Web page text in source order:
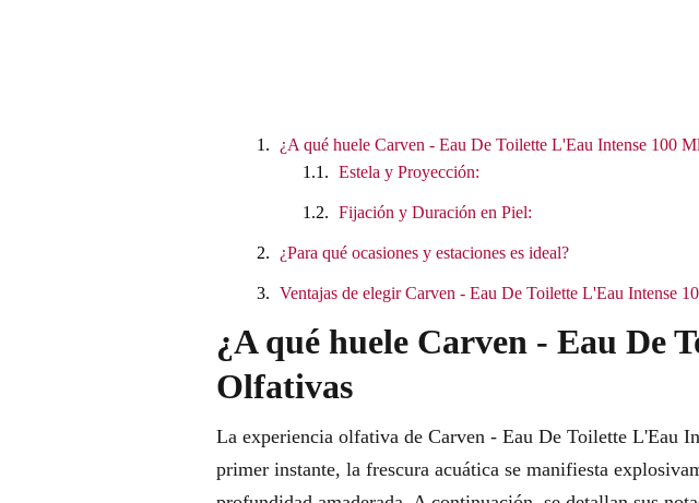
¿A qué huele Carven - Eau De Toilette L'Eau Intense 100
Estela y Proyección:
Fijación y Duración en Piel:
¿Para qué ocasiones y estaciones es ideal?
Ventajas de elegir Carven - Eau De Toilette L'Eau Intense
¿A qué huele Carven - Eau De
Olfativas
La experiencia olfativa de Carven - Eau De Toilette L'Eau
primer instante, la frescura acuática se manifiesta